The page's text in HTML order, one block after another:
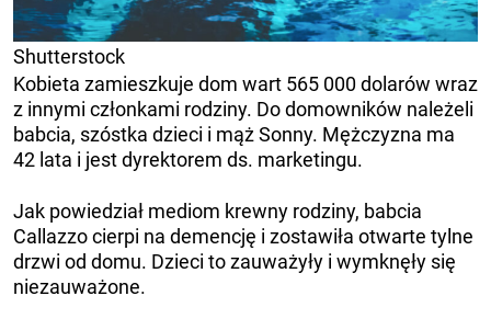
Shutterstock
Kobieta zamieszkuje dom wart 565 000 dolarów wraz
z innymi członkami rodziny. Do domowników należeli
babcia, szóstka dzieci i mąż Sonny. Mężczyzna ma
42 lata i jest dyrektorem ds. marketingu.
Jak powiedział mediom krewny rodziny, babcia
Callazzo cierpi na demencję i zostawiła otwarte tylne
drzwi od domu. Dzieci to zauważyły i wymknęły się
niezauważone.